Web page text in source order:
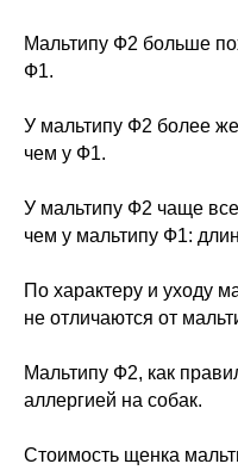
Мальтипу Ф2 больше
Ф1.
У мальтипу Ф2 более
чем у Ф1.
У мальтипу Ф2 чаще
чем у мальтипу Ф1:
По характеру и уходу
не отличаются от
Мальтипу Ф2, как
аллергией на собак.
Стоимость щенка